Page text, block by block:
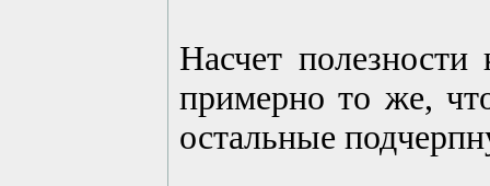
Насчет
примерно то же,
остальные